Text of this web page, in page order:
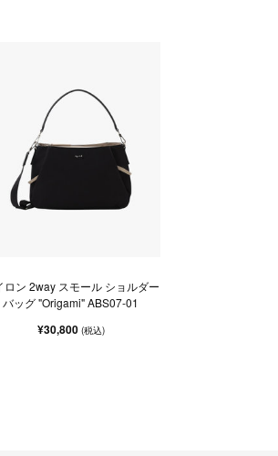
ロン 2way スモール ショルダー
バッグ "Origami" ABS07-01
¥30,800 (税込)